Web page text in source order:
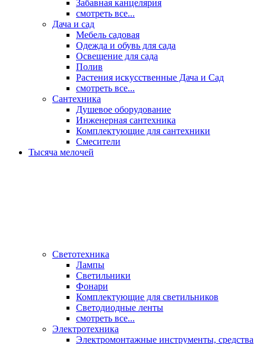
Забавная канцелярия
смотреть все...
Дача и сад
Мебель садовая
Одежда и обувь для сада
Освещение для сада
Полив
Растения искусственные Дача и Сад
смотреть все...
Сантехника
Душевое оборудование
Инженерная сантехника
Комплектующие для сантехники
Смесители
Тысяча мелочей
Светотехника
Лампы
Светильники
Фонари
Комплектующие для светильников
Светодиодные ленты
смотреть все...
Электротехника
Электромонтажные инструменты, средства